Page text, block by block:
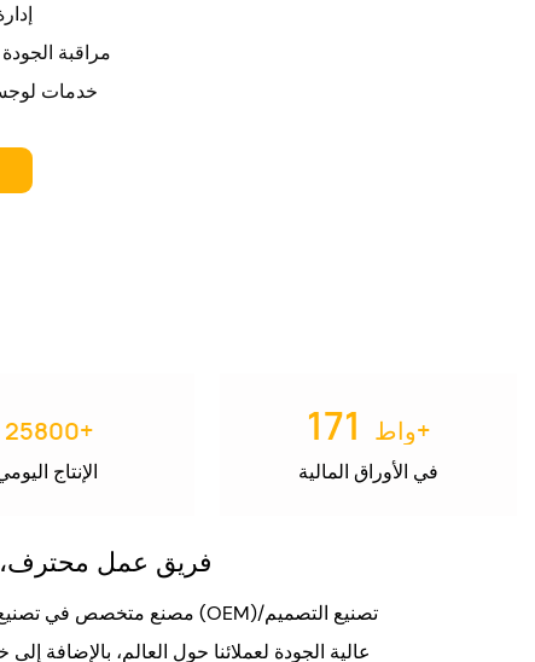
مراقبة
خدمات
28700+
الإنتاج
191 واط+
في الأوراق المالية
فريق عمل محترف،